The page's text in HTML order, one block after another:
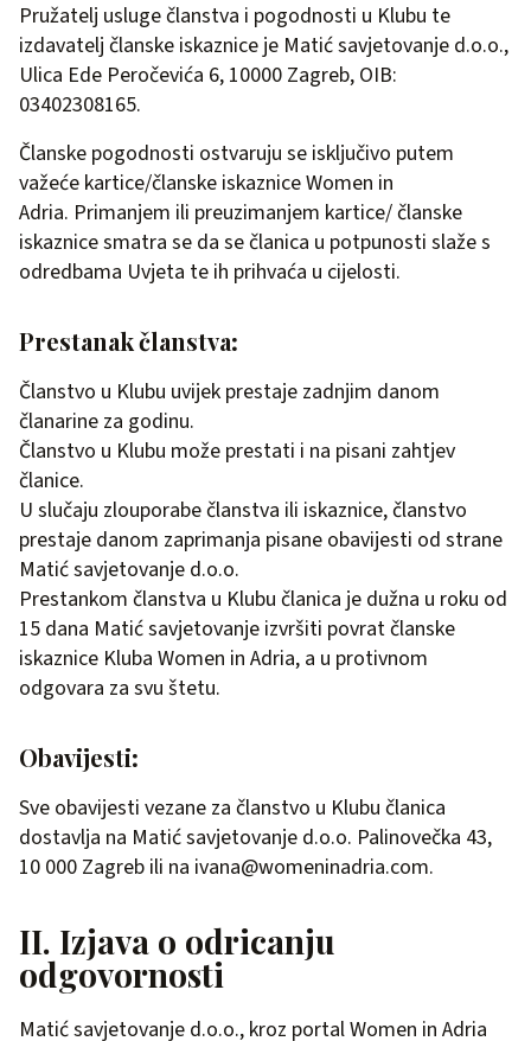
Pružatelj usluge članstva i pogodnosti u Klubu te
izdavatelj članske iskaznice je Matić savjetovanje d.o.o.,
Ulica Ede Peročevića 6, 10000 Zagreb, OIB:
03402308165.
Članske pogodnosti ostvaruju se isključivo putem
važeće kartice/članske iskaznice Women in
Adria. Primanjem ili preuzimanjem kartice/ članske
iskaznice smatra se da se članica u potpunosti slaže s
odredbama Uvjeta te ih prihvaća u cijelosti.
Prestanakčlanstva:
Članstvo u Klubu uvijek prestaje zadnjim danom
članarine za godinu.
Članstvo u Klubu može prestati i na pisani zahtjev
članice.
U slučaju zlouporabe članstva ili iskaznice, članstvo
prestaje danom zaprimanja pisane obavijesti od strane
Matić savjetovanje d.o.o.
Prestankom članstva u Klubu članica je dužna u roku od
15 dana Matić savjetovanje izvršiti povrat članske
iskaznice Kluba Women in Adria, a u protivnom
odgovara za svu štetu.
Obavijesti:
Sve obavijesti vezane za članstvo u Klubu članica
dostavlja na Matić savjetovanje d.o.o. Palinovečka 43,
10 000 Zagreb ili na ivana@womeninadria.com.
II. Izjava o odricanju
odgovornosti
Matić savjetovanje d.o.o., kroz portal Women in Adria